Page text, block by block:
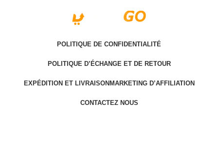
POLITIQUE DE CONFIDENTIALITÉ
POLITIQUE D’ÉCHANGE ET DE RETOUR
EXPÉDITION ET LIVRAISON MARKETING D’AFFILIATION
CONTACTEZ NOUS